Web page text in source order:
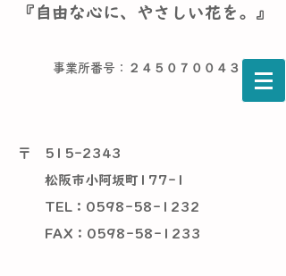
『自由な心に、やさしい花を。』
事業所番号：２４５０７００４３６
〒
515-2343
松阪市小阿坂町177-1
TEL：0598-58-1232
​ FAX：0598-58-1233